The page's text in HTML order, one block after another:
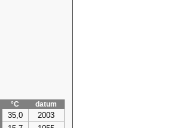
°C
datum
35,0 2003